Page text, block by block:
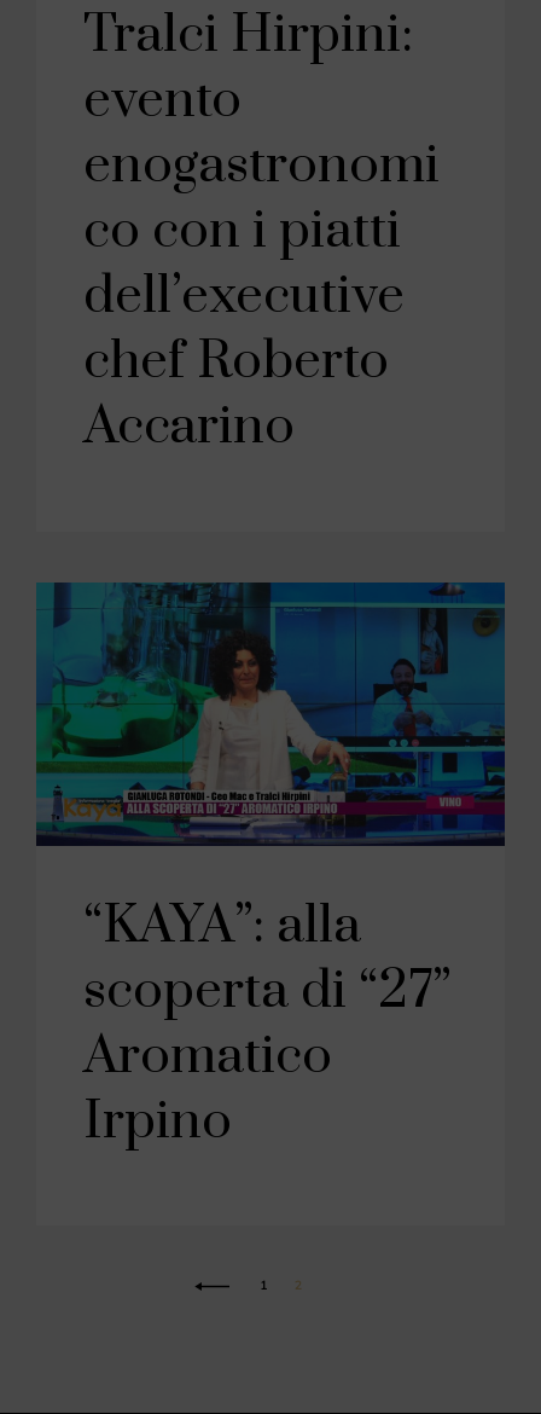
Tralci Hirpini:
evento
enogastronomi
co con i piatti
dell’executive
chef Roberto
Accarino
“KAYA”: alla
scoperta di “27”
Aromatico
Irpino
1 2